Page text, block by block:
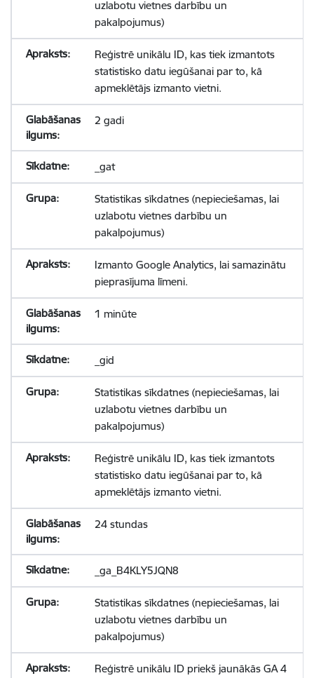
uzlabotu vietnes darbību un
pakalpojumus)
Reģistrē unikālu ID, kas tiek izmantots
statistisko datu iegūšanai par to, kā
apmeklētājs izmanto vietni.
2 gadi
_gat
Statistikas sīkdatnes (nepieciešamas, lai
uzlabotu vietnes darbību un
pakalpojumus)
Izmanto Google Analytics, lai samazinātu
pieprasījuma līmeni.
1 minūte
_gid
Statistikas sīkdatnes (nepieciešamas, lai
uzlabotu vietnes darbību un
pakalpojumus)
Reģistrē unikālu ID, kas tiek izmantots
statistisko datu iegūšanai par to, kā
apmeklētājs izmanto vietni.
24 stundas
_ga_B4KLY5JQN8
Statistikas sīkdatnes (nepieciešamas, lai
uzlabotu vietnes darbību un
pakalpojumus)
Reģistrē unikālu ID priekš jaunākās GA 4